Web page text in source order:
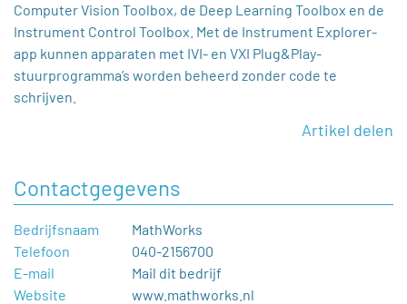
Computer Vision Toolbox, de Deep Learning Toolbox en de
Instrument Control Toolbox. Met de Instrument Explorer-
app kunnen apparaten met IVI- en VXI Plug&Play-
stuurprogramma’s worden beheerd zonder code te
schrijven.
Artikel delen
Contactgegevens
Bedrijfsnaam
MathWorks
Telefoon
040-2156700
E-mail
Mail dit bedrijf
Website
www.mathworks.nl